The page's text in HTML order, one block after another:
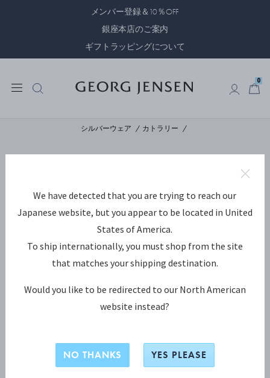
メンバー登録＆10％OFF
銀座本店のご案内
ギフトラッピングについて
0
シルバーウェア カトラリー
We have detected that you are trying to reach our
Japanese website, but you appear to be located in United
States of America.
To ship internationally, you must shop from the site
that matches your shipping destination.
Would you like to be redirected to our North American
website instead?
NO THANKS YES PLEASE